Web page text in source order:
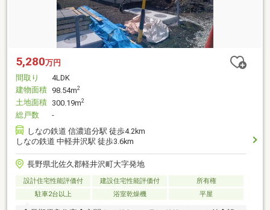
5,280万円
間取り
4LDK
建物面積 98.54m2
土地面積 300.19m2
総戸数
-
しなの鉄道 信濃追分駅 徒歩4.2km
しなの鉄道 中軽井沢駅 徒歩3.6km
長野県北佐久郡軽井沢町大字発地
設計住宅性能評価付 建設住宅性能評価付
所有権
駐車2台以上
浴室乾燥機 平屋